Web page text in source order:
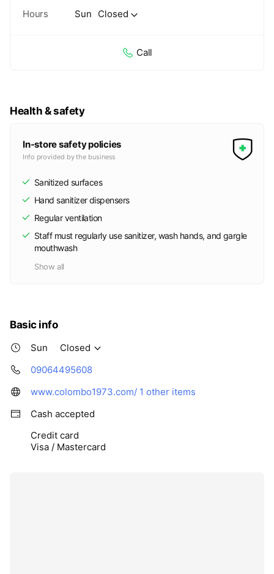
Hours Sun Closed
Call
Health & safety
In-store safety policies
Info provided by the business
Sanitized surfaces
Hand sanitizer dispensers
Regular ventilation
Staff must regularly use sanitizer, wash hands, and gargle
mouthwash
Show all
Basic info
Sun
Closed
09064495608
www.colombo1973.com/ 1 other items
Cash accepted
Credit card
Visa / Mastercard